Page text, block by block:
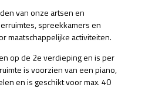
van onze artsen en
spreekkamers en
maatschappelijke activiteiten.
op de 2e verdieping en is per
is voorzien van een piano,
en is geschikt voor max. 40